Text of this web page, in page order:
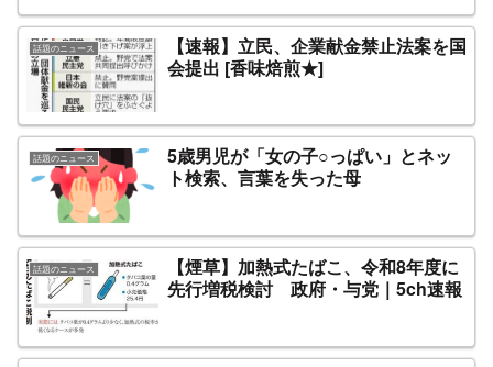
話題のニュース
【速報】立民、企業献金禁止法案を国
会提出 [香味焙煎★]
話題のニュース
5歳男児が「女の子○っぱい」とネッ
ト検索、言葉を失った母
話題のニュース
【煙草】加熱式たばこ、令和8年度に
先行増税検討 政府・与党｜5ch速報